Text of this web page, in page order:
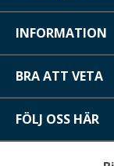
INFORMATION
BRA ATT VETA
FÖLJ OSS HÄR